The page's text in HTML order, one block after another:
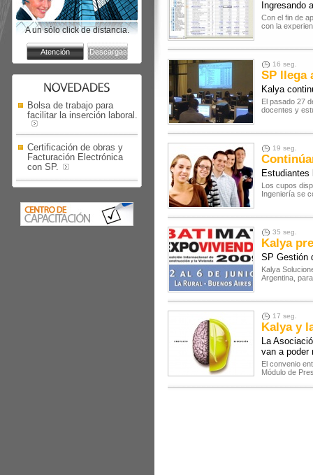
A un sólo click de distancia.
Bolsa de trabajo para
facilitar la inserción laboral.
Certificación de obras y
Facturación Electrónica
con SP.
Ingresando
Con el fin de
con la
16 seg.
SP llega
Kalya
El pasado 27
docentes y
19 seg.
Estudiantes
Los cupos
Ingeniería se
35 seg.
Kalya
SP Gestión
Kalya
Argentina,
17 seg.
Kalya y
La
van a poder
El convenio
Módulo de